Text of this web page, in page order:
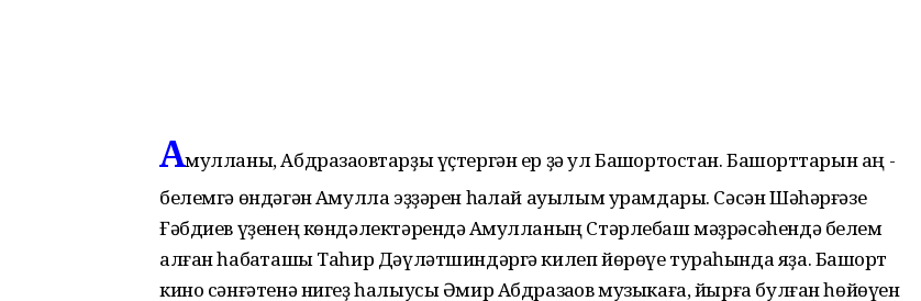
Аҡмулланы, Абдразаҡовтарҙы үҫтергән ер ҙә ул Башҡортостан. Башҡорттарын аң -
белемгә өндәгән Аҡмулла эҙҙәрен һаҡлай ауылым урамдары. Сәсән Шәһәрғәзе
Ғәбдиев үҙенең көндәлектәрендә Аҡмулланың Стәрлебаш мәҙрәсәһендә белем
алған һабаҡташы Таһир Дәүләтшиндәргә килеп йөрөүе тураһында яҙа. Башҡорт
кино сәнғәтенә нигеҙ һалыусы Әмир Абдразаҡов музыкаға, йырға булған һөйөүен